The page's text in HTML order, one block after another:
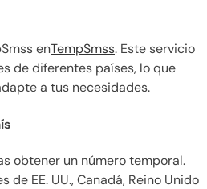
enTempSmss. Este servicio
de diferentes países, lo que
a tus necesidades.
obtener un número temporal.
de EE. UU., Canadá, Reino Unido